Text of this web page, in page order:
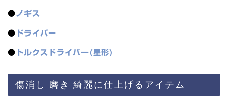
●ノギス
● ドライバー
● トルクスドライバー(星形)
傷消し 磨き 綺麗に仕上げるアイテム